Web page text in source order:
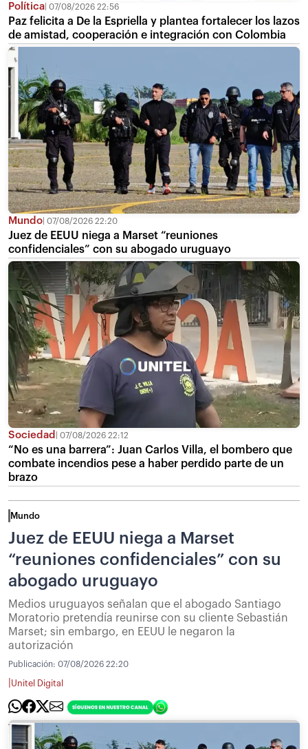
Política 07/08/2026 22:56
Paz felicita a De la Espriella y plantea fortalecer los lazos
de amistad, cooperación e integración con Colombia
Mundo 07/08/2026 22:20
Juez de EEUU niega a Marset “reuniones
confidenciales” con su abogado uruguayo
Sociedad 07/08/2026 22:12
“No es una barrera”: Juan Carlos Villa, el bombero que
combate incendios pese a haber perdido parte de un
brazo
Mundo
Juez de EEUU niega a Marset
“reuniones confidenciales” con su
abogado uruguayo
Medios uruguayos señalan que el abogado Santiago
Moratorio pretendía reunirse con su cliente Sebastián
Marset; sin embargo, en EEUU le negaron la
autorización
Publicación: 07/08/2026 22:20
Unitel Digital